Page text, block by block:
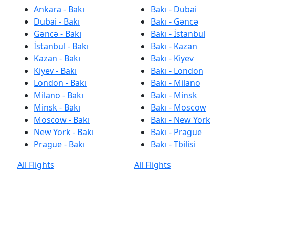
Ankara - Bakı
Dubai - Bakı
Gəncə - Bakı
İstanbul - Bakı
Kazan - Bakı
Kiyev - Bakı
London - Bakı
Milano - Bakı
Minsk - Bakı
Moscow - Bakı
New York - Bakı
Prague - Bakı
All Flights
Bakı - Dubai
Bakı - Gəncə
Bakı - İstanbul
Bakı - Kazan
Bakı - Kiyev
Bakı - London
Bakı - Milano
Bakı - Minsk
Bakı - Moscow
Bakı - New York
Bakı - Prague
Bakı - Tbilisi
All Flights